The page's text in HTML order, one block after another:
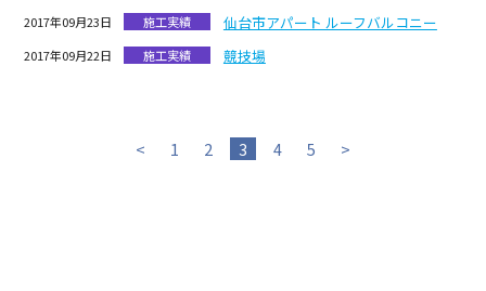
2017年09月23日 施工実績 仙台市アパート ルーフバルコニー
2017年09月22日 施工実績 競技場
< 1 2 3 4 5 >